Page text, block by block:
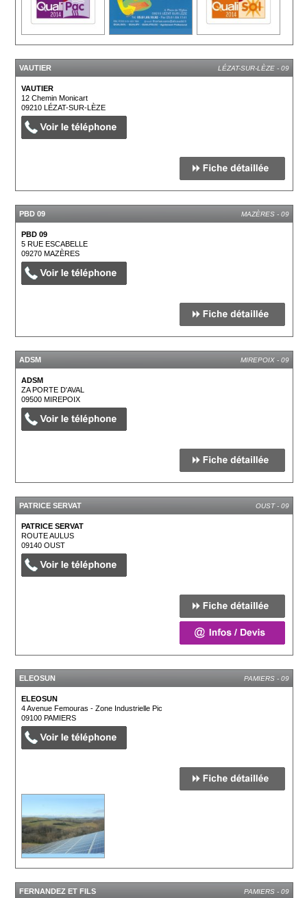
VAUTIER LÉZAT-SUR-LÈZE - 09
VAUTIER
12 Chemin Monicart
09210LÉZAT-SUR-LÈZE
PBD 09 MAZÈRES - 09
PBD 09
5 RUE ESCABELLE
09270MAZÈRES
ADSM MIREPOIX - 09
ADSM
ZA PORTE D'AVAL
09500MIREPOIX
PATRICE SERVAT OUST - 09
PATRICE SERVAT
ROUTE AULUS
09140OUST
ELEOSUN PAMIERS - 09
ELEOSUN
4 Avenue Femouras - Zone Industrielle Pic
09100PAMIERS
FERNANDEZ ET FILS PAMIERS - 09